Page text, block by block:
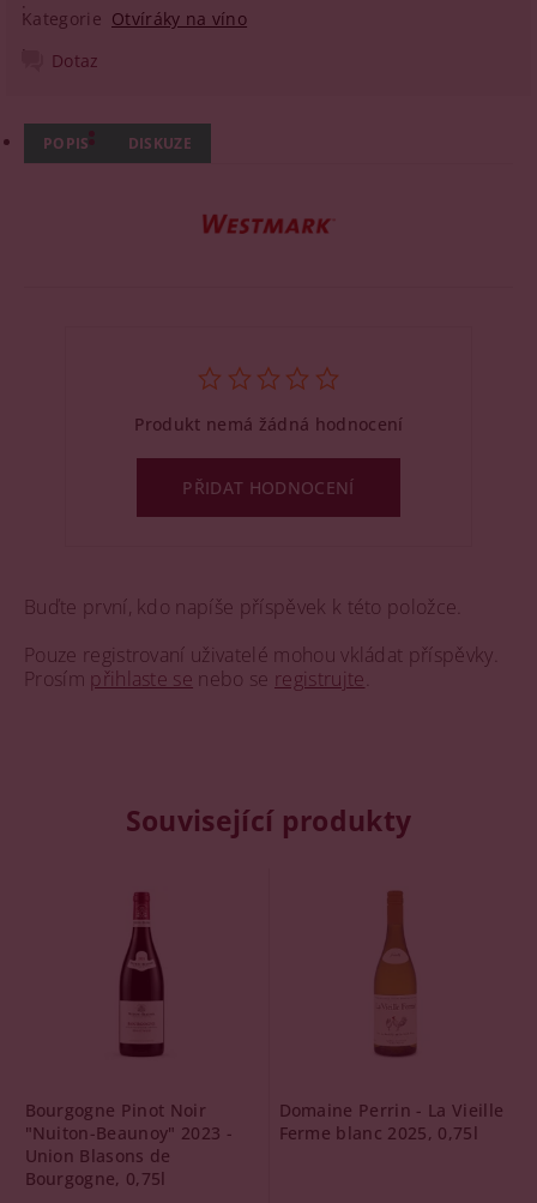
Kategorie Otvíráky na víno
Dotaz
POPIS DISKUZE
Buďte první, kdo napíše příspěvek k této položce.
Pouze registrovaní uživatelé mohou vkládat příspěvky.
Prosím přihlaste se nebo se registrujte
Produkt nemá žádná hodnocení
PŘIDAT HODNOCENÍ
Související produkty
Bourgogne Pinot Noir
"Nuiton-Beaunoy" 2023 -
Union Blasons de
Bourgogne, 0,75l
Domaine Perrin - La Vieille
Ferme blanc 2025, 0,75l